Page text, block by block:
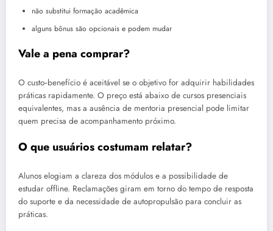
não substitui formação acadêmica
alguns bônus são opcionais e podem mudar
Vale a pena comprar?
O custo‑benefício é aceitável se o objetivo for adquirir habilidades
práticas rapidamente. O preço está abaixo de cursos presenciais
equivalentes, mas a ausência de mentoria presencial pode limitar
quem precisa de acompanhamento próximo.
O que usuários costumam relatar?
Alunos elogiam a clareza dos módulos e a possibilidade de
estudar offline. Reclamações giram em torno do tempo de resposta
do suporte e da necessidade de autopropulsão para concluir as
práticas.